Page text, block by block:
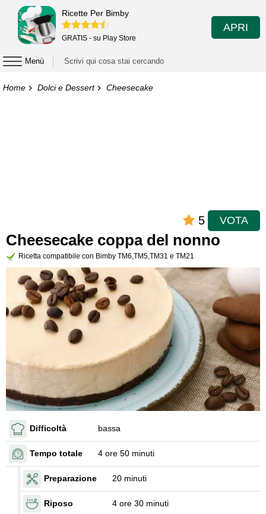
Ricette Per Bimby
GRATIS - su Play Store
APRI
Menù
Home Dolci e Dessert Cheesecake
5 VOTA
Cheesecake coppa del nonno
Ricetta compatibile con Bimby TM6,TM5,TM31 e TM21
Difficoltà bassa
Tempo totale 4 ore 50 minuti
Preparazione 20 minuti
Riposo 4 ore 30 minuti